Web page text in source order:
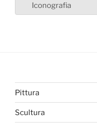
Iconografia
Pittura
Scultura